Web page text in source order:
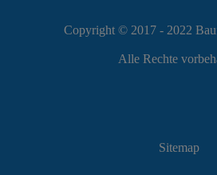
Copyright © 2017 - 2022
Alle Rechte
Sitemap